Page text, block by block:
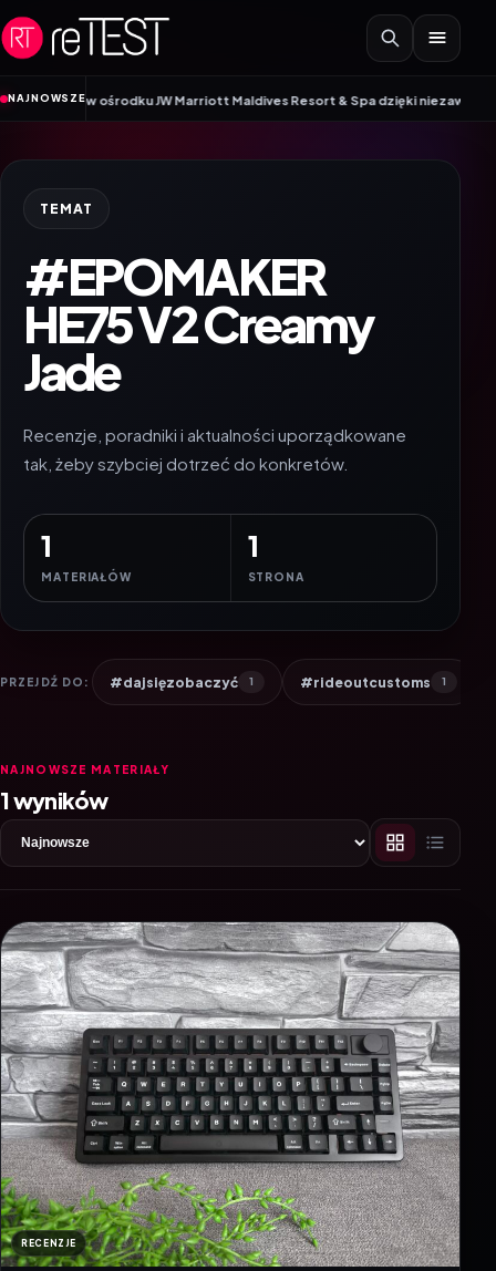
Przejdź do treści
NAJNOWSZE
w ośrodku JW Marriott Maldives Resort & Spa dzięki niezawodnej sieci
TEMAT
#EPOMAKER
HE75 V2 Creamy
Jade
Recenzje, poradniki i aktualności uporządkowane
tak, żeby szybciej dotrzeć do konkretów.
1
MATERIAŁÓW
1
STRONA
PRZEJDŹ DO: #dajsięzobaczyć 1 #rideoutcustoms 1
NAJNOWSZE MATERIAŁY
1 wyników
RECENZJE